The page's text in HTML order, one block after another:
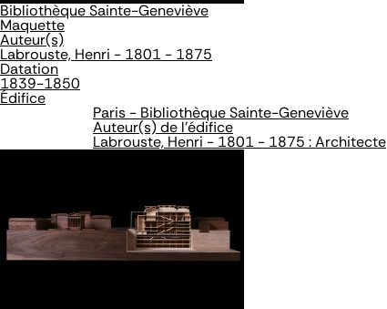
Bibliothèque Sainte-Geneviève
Maquette
Auteur(s)
Labrouste, Henri - 1801 - 1875
Datation
1839-1850
Édifice
Paris - Bibliothèque Sainte-Geneviève
Auteur(s) de l'édifice
Labrouste, Henri - 1801 - 1875 : Architecte